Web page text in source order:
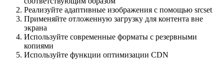
Реализуйте адаптивные изображения с помощью srcset
Применяйте отложенную загрузку для контента вне
экрана
Используйте современные форматы с резервными
копиями
Используйте функции оптимизации CDN